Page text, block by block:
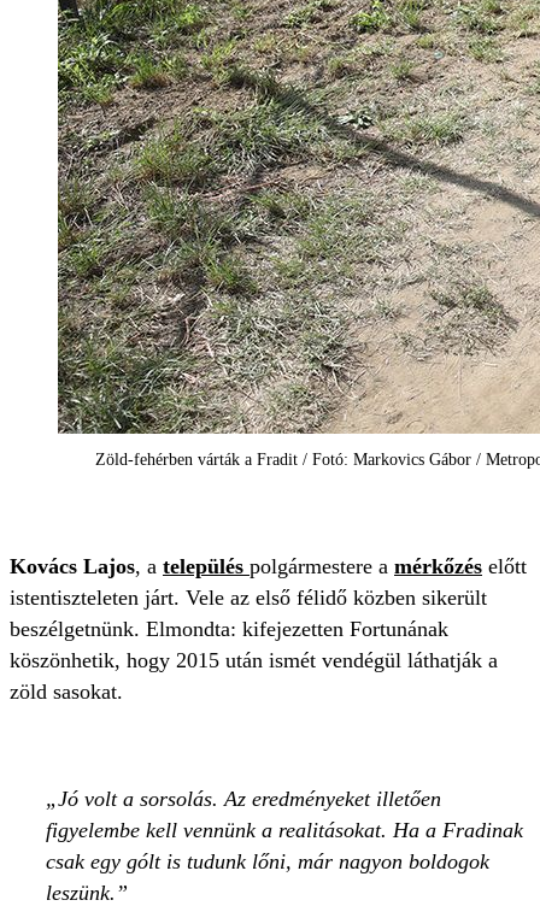
Zöld-fehérben várták a Fradit / Fotó: Markovics Gábor /
Kovács Lajos, a település polgármestere a mérkőzés előtt
istentiszteleten járt. Vele az első félidő közben sikerült
beszélgetnünk. Elmondta: kifejezetten Fortunának
köszönhetik, hogy 2015 után ismét vendégül láthatják a
zöld sasokat.
Jó volt a sorsolás. Az eredményeket illetően
figyelembe kell vennünk a realitásokat. Ha a Fradinak
csak egy gólt is tudunk lőni, már nagyon boldogok
leszünk.